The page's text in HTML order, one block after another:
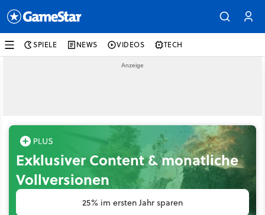
SPIELE NEWS VIDEOS TECH
Exklusiver Content & monatliche
Vollversionen
25% im ersten Jahr sparen